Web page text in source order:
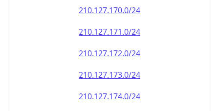
210.127.170.0/24
210.127.171.0/24
210.127.172.0/24
210.127.173.0/24
210.127.174.0/24